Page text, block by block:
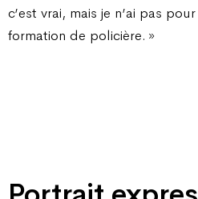
c’est vrai, mais je n’ai pas
formation de policière. »